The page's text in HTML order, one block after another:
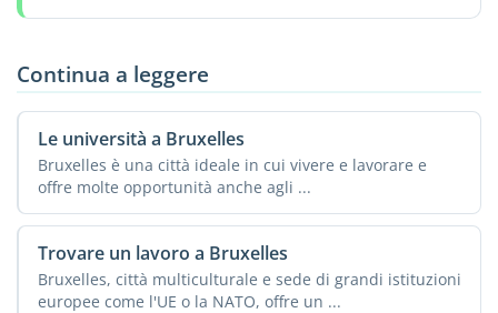
Continua a leggere
Le università a Bruxelles
Bruxelles è una città ideale in cui vivere e lavorare e
offre molte opportunità anche agli ...
Trovare un lavoro a Bruxelles
Bruxelles, città multiculturale e sede di grandi istituzioni
europee come l'UE o la NATO, offre un ...